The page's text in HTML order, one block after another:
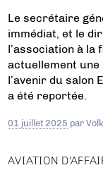
Le secrétaire
immédiat, et le
l’association à la
actuellement
l’avenir du salon
a été reportée.
01 juillet 2025 par
AVIATION